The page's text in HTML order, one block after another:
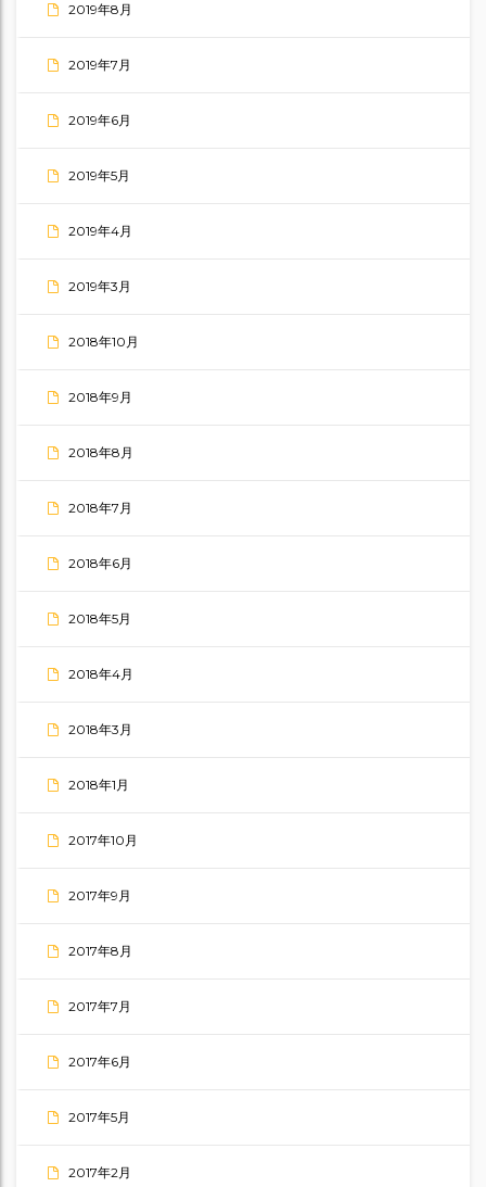
2019年8月
2019年7月
2019年6月
2019年5月
2019年4月
2019年3月
2018年10月
2018年9月
2018年8月
2018年7月
2018年6月
2018年5月
2018年4月
2018年3月
2018年1月
2017年10月
2017年9月
2017年8月
2017年7月
2017年6月
2017年5月
2017年2月